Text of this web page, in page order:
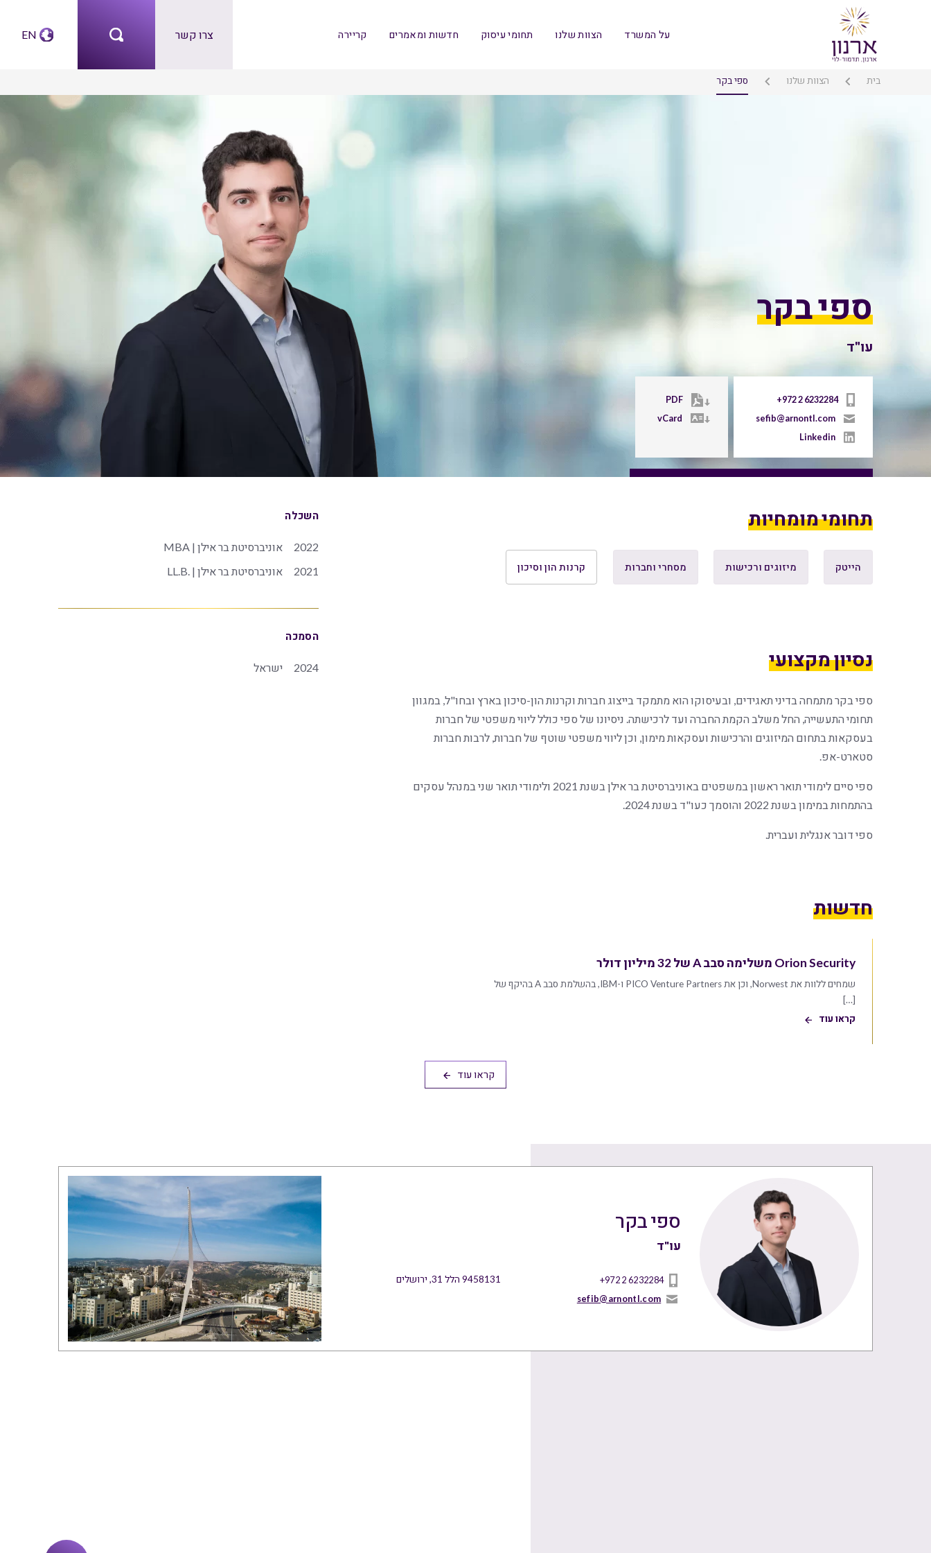
על המשרד הצוות שלנו תחומי עיסוק חדשות ומאמרים קריירה צרו קשר EN
בית הצוות שלנו ספי בקר
ספי בקר
עו"ד
+972 2 6232284
sefib@arnontl.com
Linkedin
PDF
vCard
תחומי מומחיות
הייטק מיזוגים ורכישות מסחרי וחברות קרנות הון וסיכון
נסיון מקצועי
ספי בקר מתמחה בדיני תאגידים, ובעיסוקו הוא מתמקד בייצוג חברות וקרנות הון-סיכון בארץ ובחו"ל, במגוון
תחומי התעשייה, החל משלב הקמת החברה ועד לרכישתה. ניסיונו של ספי כולל ליווי משפטי של חברות
בעסקאות בתחום המיזוגים והרכישות ועסקאות מימון, וכן ליווי משפטי שוטף של חברות, לרבות חברות
סטארט-אפ.
ספי סיים לימודי תואר ראשון במשפטים באוניברסיטת בר אילן בשנת 2021 ולימודי תואר שני במנהל עסקים
בהתמחות במימון בשנת 2022 והוסמך כעו"ד בשנת 2024.
ספי דובר אנגלית ועברית.
השכלה
2022
אוניברסיטת בר אילן | MBA
2021
אוניברסיטת בר אילן | .LL.B
הסמכה
2024 ישראל
חדשות
Orion Security משלימה סבב A של 32 מיליון דולר
שמחים ללוות את Norwest, וכן את PICO Venture Partners ו-IBM, בהשלמת סבב A בהיקף של
[…]
קראו עוד
קראו עוד
ספי בקר
עו"ד
+972 2 6232284
sefib@arnontl.com
9458131 הלל 31, ירושלים